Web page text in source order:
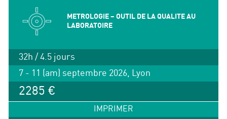
METROLOGIE – OUTIL DE LA QUALITE AU
LABORATOIRE
32h / 4.5 jours
7 - 11 (am) septembre 2026, Lyon
2285 €
IMPRIMER